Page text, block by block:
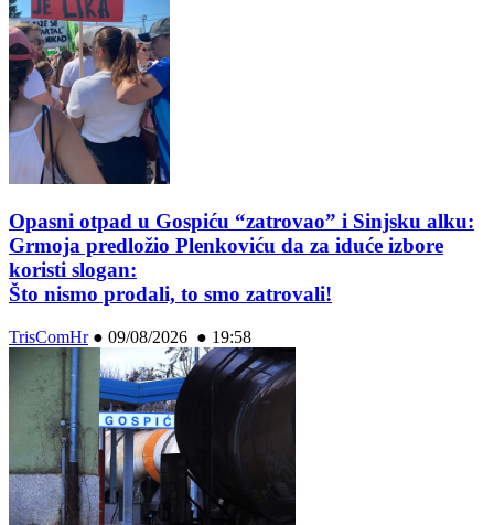
Opasni otpad u Gospiću “zatrovao” i Sinjsku alku:
Grmoja predložio Plenkoviću da za iduće izbore
koristi slogan:
Što nismo prodali, to smo zatrovali!
TrisComHr● 09/08/2026 ● 19:58